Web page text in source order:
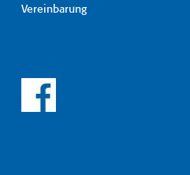
Vereinbarung